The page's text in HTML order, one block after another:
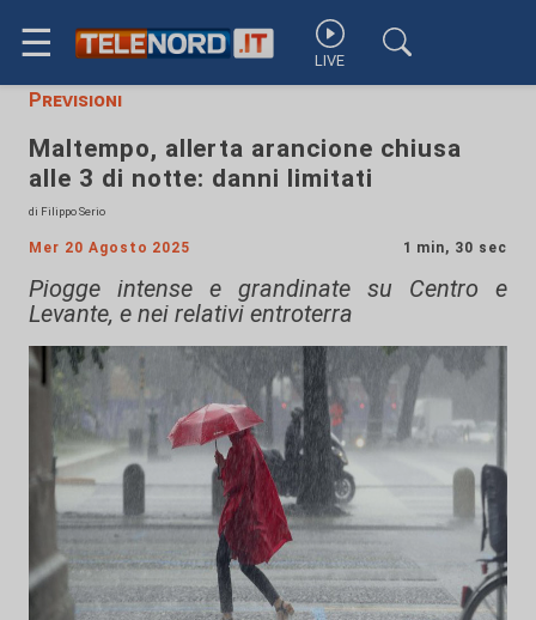
☰ LIVE
Previsioni
Maltempo, allerta arancione chiusa
alle 3 di notte: danni limitati
di Filippo Serio
Mer 20 Agosto 2025 1 min, 30 sec
Piogge intense e grandinate su Centro e
Levante, e nei relativi entroterra